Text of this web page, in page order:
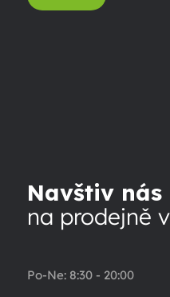
Navštiv nás
na prodejně
Po-Ne: 8:30 - 20:00